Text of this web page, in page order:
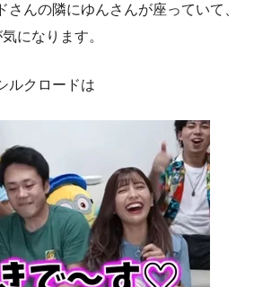
さんの隣にゆんさんが座っていて、
になります。
ルクロードは